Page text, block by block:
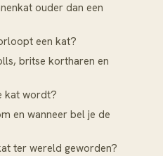
ouder dan een
een kat?
britse kortharen en
kat wordt?
en wanneer bel je de
ter wereld geworden?